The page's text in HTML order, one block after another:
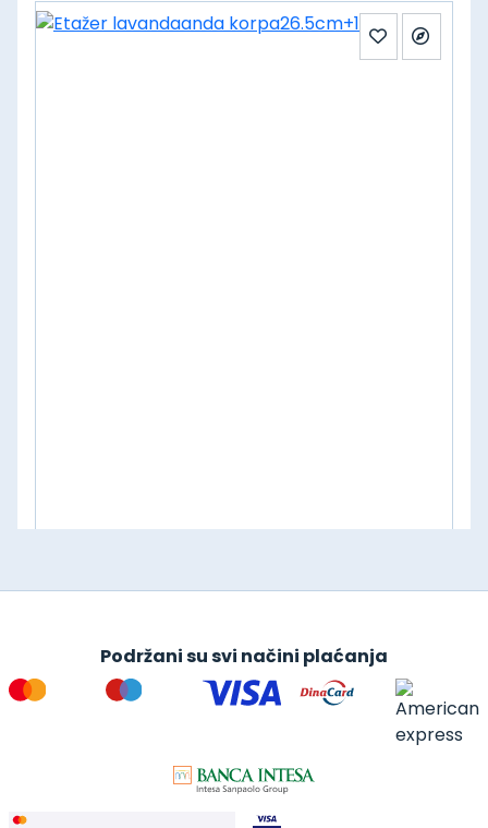
Podržani su svi načini plaćanja